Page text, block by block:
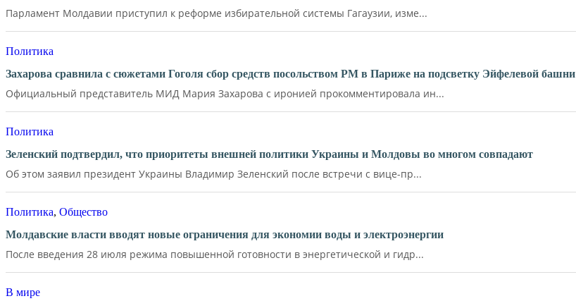
Парламент Молдавии приступил к реформе избирательной системы Гагаузии, изме...
Политика
Захарова сравнила с сюжетами Гоголя сбор средств посольством РМ в Париже на подсветку Эйфелевой башни
Официальный представитель МИД Мария Захарова с иронией прокомментировала ин...
Политика
Зеленский подтвердил, что приоритеты внешней политики Украины и Молдовы во многом совпадают
Об этом заявил президент Украины Владимир Зеленский после встречи с вице-пр...
Политика, Общество
Молдавские власти вводят новые ограничения для экономии воды и электроэнергии
После введения 28 июля режима повышенной готовности в энергетической и гидр...
В мире